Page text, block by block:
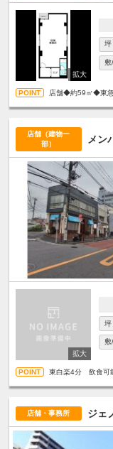
坪
敷
店舗◆約59㎡◆東急
店舗（建物一
部）
メン
坪
敷
東白楽4分 飲食可
店舗・事務所 ジェ